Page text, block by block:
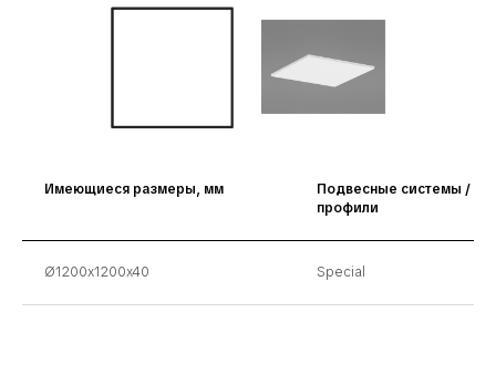
Имеющиеся размеры, мм
Подвесные системы /
профили
Ø1200x1200x40 Special